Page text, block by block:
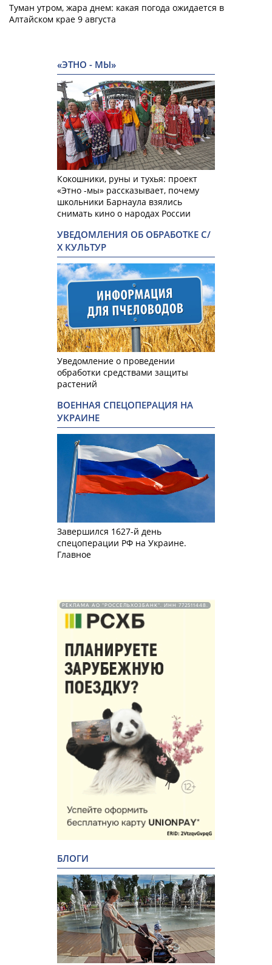
Туман утром, жара днем: какая погода ожидается в
Алтайском крае 9 августа
«ЭТНО - МЫ»
Кокошники, руны и тухья: проект
«Этно -мы» рассказывает, почему
школьники Барнаула взялись
снимать кино о народах России
УВЕДОМЛЕНИЯ ОБ ОБРАБОТКЕ С/
Х КУЛЬТУР
Уведомление о проведении
обработки средствами защиты
растений
ВОЕННАЯ СПЕЦОПЕРАЦИЯ НА
УКРАИНЕ
Завершился 1627-й день
спецоперации РФ на Украине.
Главное
РЕКЛАМА АО "РОССЕЛЬХОЗБАНК". ИНН 772511448.
БЛОГИ